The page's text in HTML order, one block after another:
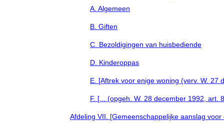
A. Algemeen
B. Giften
C. Bezoldigingen van huisbediende
D. Kinderoppas
E. [Aftrek voor enige woning (verv. W. 27
F. [... (opgeh. W. 28 december 1992, art.
Afdeling VII. [Gemeenschappelijke aanslag